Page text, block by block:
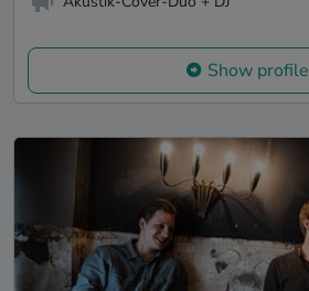
Show profile